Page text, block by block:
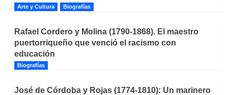
Arte y Cultura Biografías
Rafael Cordero y Molina (1790-1868). El maestro
puertorriqueño que venció el racismo con
educación
Biografías
José de Córdoba y Rojas (1774-1810): Un marinero